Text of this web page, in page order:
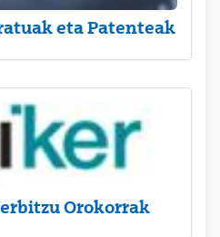
eta Patenteak
Orokorrak